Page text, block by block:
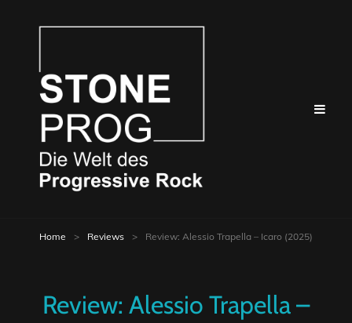
Home > Reviews > Review: Alessio Trapella – Icaro (2025)
Review: Alessio Trapella –